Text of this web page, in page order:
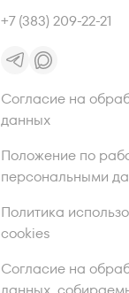
+7 (383) 209-22-21
Согласие на
данных
Положение по
персональными
Политика
cookies
Согласие на